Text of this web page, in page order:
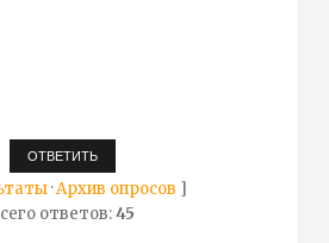
·Архив опросов ]
ответов:45